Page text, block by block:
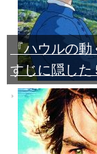
『ハウルの
すじに隠した